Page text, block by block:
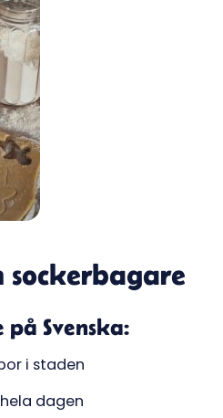
på Svenska:
i staden
dagen